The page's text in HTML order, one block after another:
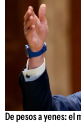
De pesos a yenes: el